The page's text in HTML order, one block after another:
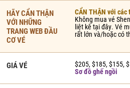
HÃY CẨN THẬN
VỚI NHỮNG
TRANG WEB ĐẦU
CƠ VÉ
CẨN THẬN với
Không mua vé
liệt kê tại đây. Vé
rất lớn và/hoặc có
GIÁ VÉ
$205, $185, $155,
Sơ đồ ghế ngồi